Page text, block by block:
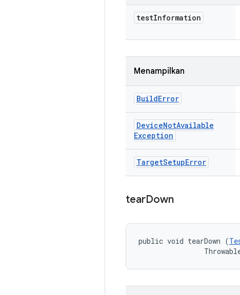
testInformation
Menampilkan
BuildError
DeviceNotAvailable
Exception
TargetSetupError
tearDown
public void tearDown (